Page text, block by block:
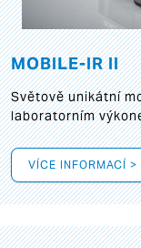
MOBILE-IR II
Světově unikátní
laboratorním
VÍCE INFORMACÍ >